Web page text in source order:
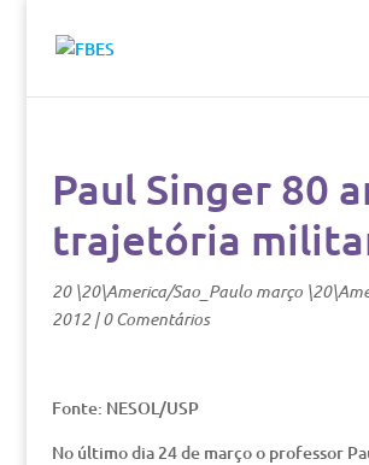
Paul Singer 80
trajetória
20 \20\America/Sao_Paulo março
2012|0 Comentários
Fonte: NESOL/USP
No último dia 24 de março o professor